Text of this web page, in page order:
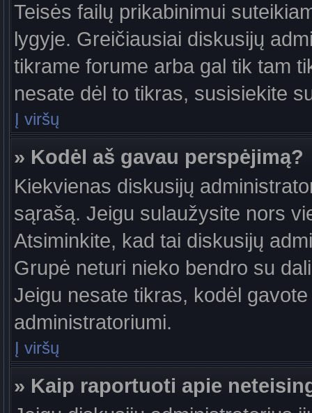
Teisės failų prikabinimui
lygyje. Greičiausiai diskusijų
tikrame forume arba gal tik tam
nesate dėl to tikras, susisiekite
Į viršų
» Kodėl aš gavau perspėjimą?
Kiekvienas diskusijų
sąrašą. Jeigu sulaužysite nors
Atsiminkite, kad tai diskusijų
Grupė neturi nieko bendro su
Jeigu nesate tikras, kodėl
administratoriumi.
Į viršų
» Kaip raportuoti apie